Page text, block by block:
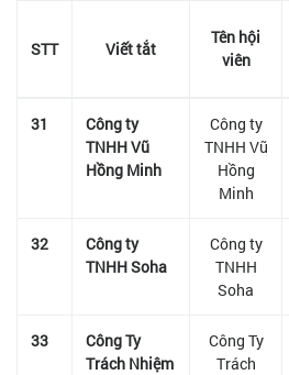
STT Viết tắt
Tên hội
viên
31
Công ty
TNHH Vũ
Hồng Minh
Công ty
TNHH Vũ
Hồng
Minh
32
Công ty
TNHH Soha
Công ty
TNHH
Soha
33
Công Ty
Trách Nhiệm
Công Ty
Trách